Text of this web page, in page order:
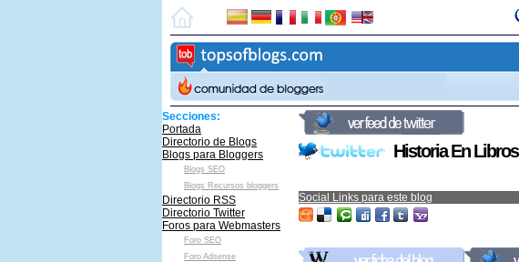
Secciones:
Portada
Directorio de Blogs
Blogs para Bloggers
Blogs SEO
Blogs Recursos bloggers
Directorio RSS
Directorio Twitter
Foros para Webmasters
Foro SEO
Foro Adsense
Historia En Libros
Social Links para este blog